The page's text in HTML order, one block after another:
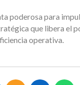
poderosa para
que libera el
operativa.